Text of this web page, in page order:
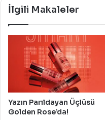
İlgili Makaleler
Yazın Parıldayan Üçlüsü
Golden Rose’da!